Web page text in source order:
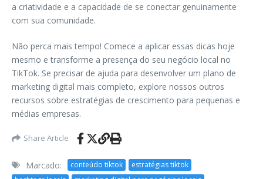
a criatividade e a capacidade de se conectar genuinamente
com sua comunidade.
Não perca mais tempo! Comece a aplicar essas dicas hoje
mesmo e transforme a presença do seu negócio local no
TikTok. Se precisar de ajuda para desenvolver um plano de
marketing digital mais completo, explore nossos outros
recursos sobre estratégias de crescimento para pequenas e
médias empresas.
Share Article
Marcado: conteúdo tiktok
estratégias tiktok